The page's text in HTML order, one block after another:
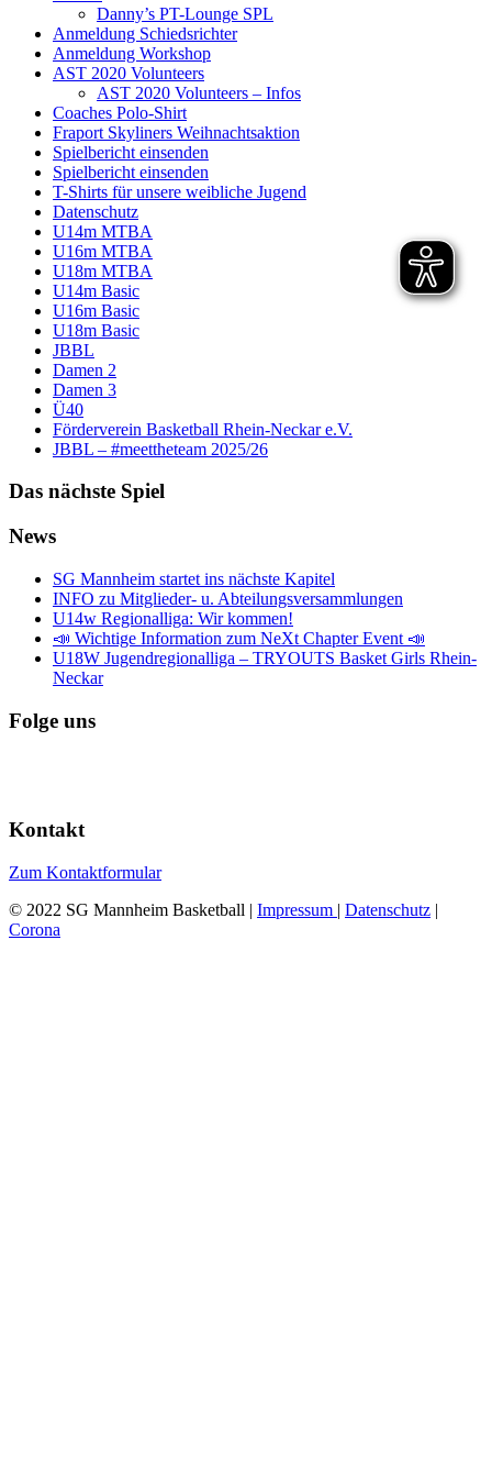
Danny’s PT-Lounge SPL
Anmeldung Schiedsrichter
Anmeldung Workshop
AST 2020 Volunteers
AST 2020 Volunteers – Infos
Coaches Polo-Shirt
Fraport Skyliners Weihnachtsaktion
Spielbericht einsenden
Spielbericht einsenden
T-Shirts für unsere weibliche Jugend
Datenschutz
U14m MTBA
U16m MTBA
U18m MTBA
U14m Basic
U16m Basic
U18m Basic
JBBL
Damen 2
Damen 3
Ü40
Förderverein Basketball Rhein-Neckar e.V.
JBBL – #meettheteam 2025/26
Das nächste Spiel
News
SG Mannheim startet ins nächste Kapitel
INFO zu Mitglieder- u. Abteilungsversammlungen
U14w Regionalliga: Wir kommen!
📣 Wichtige Information zum NeXt Chapter Event 📣
U18W Jugendregionalliga – TRYOUTS Basket Girls Rhein-
Neckar
Folge uns
Kontakt
Zum Kontaktformular
© 2022 SG Mannheim Basketball | Impressum | Datenschutz |
Corona